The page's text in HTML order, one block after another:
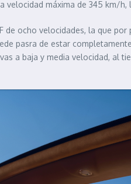
máxima de 345 km/
ocho velocidades, la que
pasra de estar
a baja y media velocidad,